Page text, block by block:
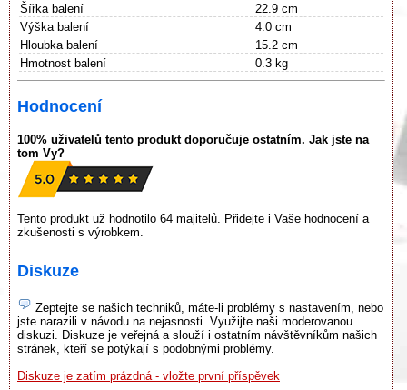
Šířka balení
22.9 cm
Výška balení
4.0 cm
Hloubka balení
15.2 cm
Hmotnost balení
0.3 kg
Hodnocení
100% uživatelů tento produkt doporučuje ostatním. Jak jste na
tom Vy?
Tento produkt už hodnotilo 64 majitelů. Přidejte i Vaše hodnocení a
zkušenosti s výrobkem.
Diskuze
Zeptejte se našich techniků, máte-li problémy s nastavením, nebo
jste narazili v návodu na nejasnosti. Využijte naši moderovanou
diskuzi. Diskuze je veřejná a slouží i ostatním návštěvníkům našich
stránek, kteří se potýkají s podobnými problémy.
Diskuze je zatím prázdná - vložte první příspěvek